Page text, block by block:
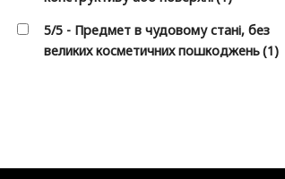
5/5 - Предмет в чудовому стані, без
великих косметичних пошкоджень(1)